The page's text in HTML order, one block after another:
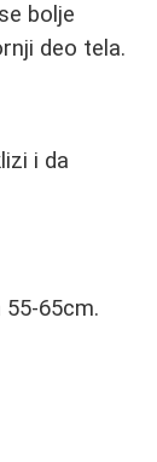
bolje
deo tela.
i da
65cm.